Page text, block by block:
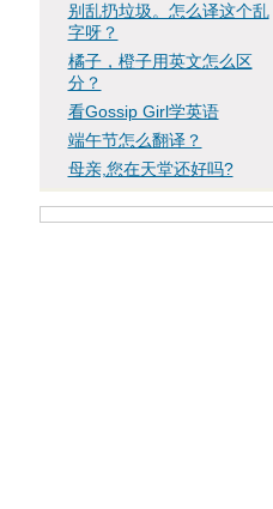
别乱扔垃圾。怎么译这个乱
字呀？
橘子，橙子用英文怎么区
分？
看Gossip Girl学英语
端午节怎么翻译？
母亲,您在天堂还好吗?